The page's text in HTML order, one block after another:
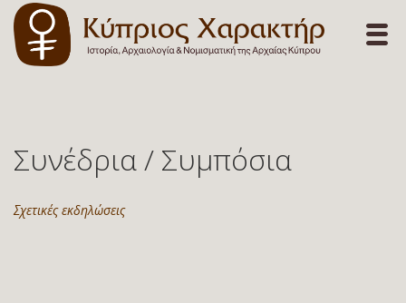
Συνέδρια / Συμπόσια
Σχετικές εκδηλώσεις